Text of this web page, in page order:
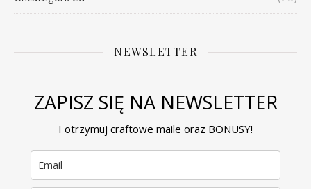
NEWSLETTER
ZAPISZ SIĘ NA NEWSLETTER
I otrzymuj craftowe maile oraz BONUSY!